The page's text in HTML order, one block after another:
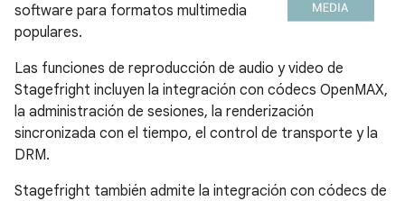
software para formatos multimedia
populares.
Las funciones de reproducción de audio y video de
Stagefright incluyen la integración con códecs OpenMAX,
la administración de sesiones, la renderización
sincronizada con el tiempo, el control de transporte y la
DRM.
Stagefright también admite la integración con códecs de